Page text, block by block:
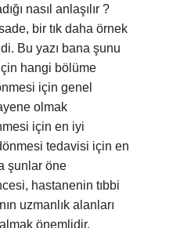
nasıl anlaşılır ?
bir tık daha örnek
Bu yazı bana şunu
için hangi bölüme
için genel
olmak
için en iyi
tedavisi için en
şunlar öne
hastanenin tıbbi
uzmanlık alanları
önemlidir.